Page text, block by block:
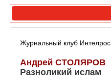
Журнальный клуб Интелрос
Андрей СТОЛЯРОВ
Разноликий ислам